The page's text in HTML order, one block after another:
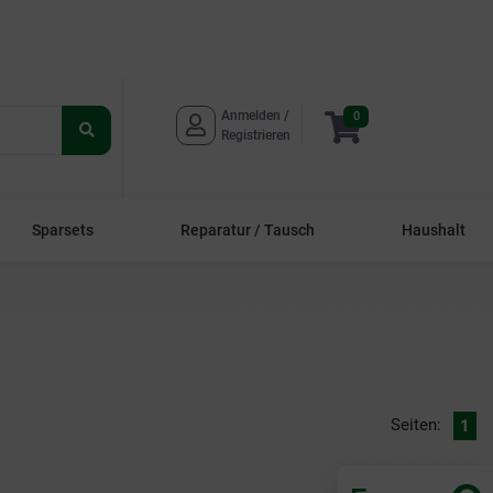
starten
Anmelden /
Registrieren
0
Sparsets Reparatur / Tausch Haushalt
Seiten: 1